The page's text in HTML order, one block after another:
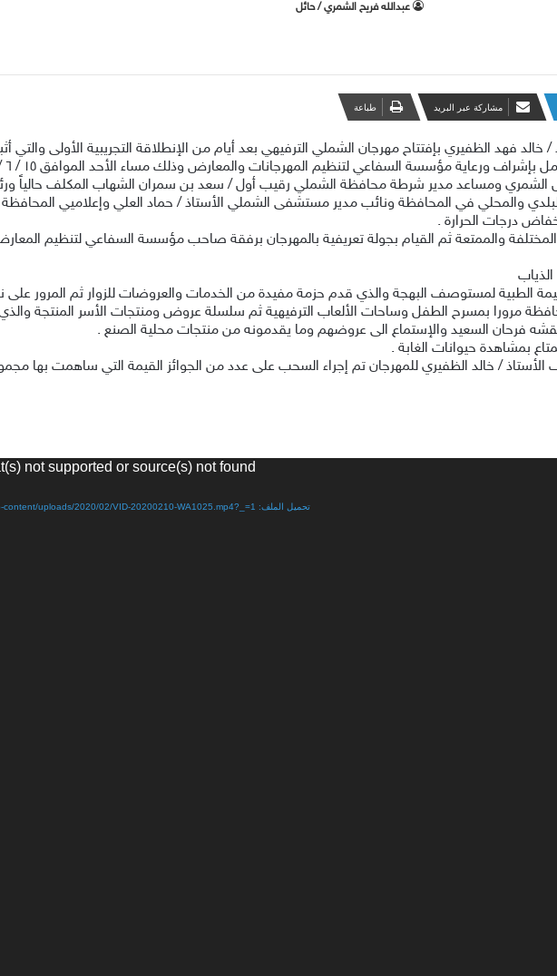
‫عبدالله فريح الشمري / حائل
مشاركة عبر البريد طباعة
فهد الظفيري بإفتتاح مهرجان الشملي الترفيهي بعد أيام من الإنطلاقة التجريبية الأولى والتي
الشمري ومساعد مدير شرطة محافظة الشملي رقيب أول / سعد بن سمران الشهاب المكلف حالياً
والمحلي في المحافظة ونائب مدير مستشفى الشملي الأستاذ / حماد العلي وإعلاميي
درجات الحرارة .
المختلفة والممتعة ثم القيام بجولة تعريفية بالمهرجان برفقة صاحب مؤسسة السفاعي لتنظيم
الطبية لمستوصف البهجة والذي قدم حزمة مفيدة من الخدمات والعروضات للزوار ثم المرور على
مرورا بمسرح الطفل وساحات الألعاب الترفيهية ثم سلسلة عروض ومنتجات الأسر المنتجة
فرحان السعيد والإستماع الى عروضهم وما يقدمونه من منتجات محلية الصنع .
بمشاهدة حيوانات الغابة .
/ خالد الظفيري للمهرجان تم إجراء السحب على عدد من الجوائز القيمة التي ساهمت بها
not supported or source(s) not found
تحميل الملف: http://www.s-maj-news.net/wp-content/uploads/2020/02/VID-20200210-WA1025.mp4?_=1